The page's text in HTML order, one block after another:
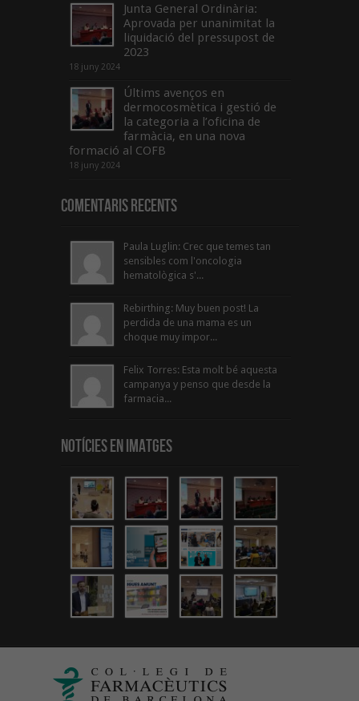
Junta General Ordinària:
Aprovada per unanimitat la
liquidació del pressupost de
2023
18 juny 2024
Últims avenços en
dermocosmètica i gestió de
la categoria a l’oficina de
farmàcia, en una nova
formació al COFB
18 juny 2024
Comentaris Recents
Paula Luglin: Crec que temes tan
sensibles com l'oncologia
hematològica s'...
Rebirthing: Muy buen post! La
perdida de una mama es un
choque muy impor...
Felix Torres: Esta molt bé aquesta
campanya y penso que desde la
farmacia...
Notícies en Imatges